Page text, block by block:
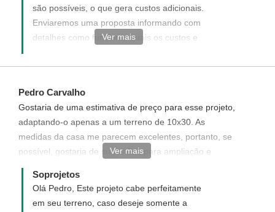
são possíveis, o que gera custos adicionais.
Enviaremos uma proposta informando com
detalhes como funciona, quais os custos e
Ver mais
Pedro Carvalho
Gostaria de uma estimativa de preço para esse projeto,
adaptando-o apenas a um terreno de 10x30. As
medidas da casa me parecem excelentes, portanto, se
possível, gostaria de sugestões para ampliação e
aproveitamento do quintal.
Ver mais
Soprojetos
Olá Pedro, Este projeto cabe perfeitamente
em seu terreno, caso deseje somente a